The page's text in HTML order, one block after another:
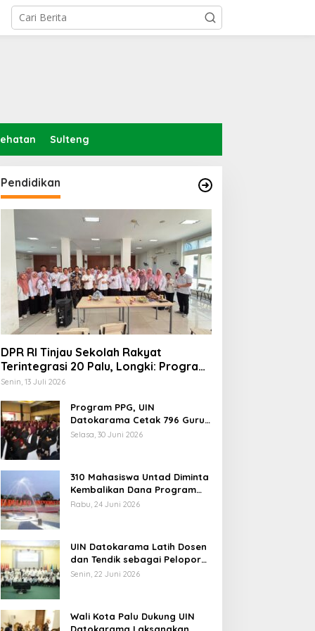
Sulteng
Pendidikan
DPR RI Tinjau Sekolah Rakyat
Terintegrasi 20 Palu, Longki: Program
Prabowo Angkat Martabat Anak
Senin, 13 Juli 2026
Program PPG, UIN
Datokarama Cetak 796 Guru
Profesional
Selasa, 30 Juni 2026
310 Mahasiswa Untad Diminta
Kembalikan Dana Program
Berani Cerdas, Kadisdik
Rabu, 24 Juni 2026
UIN Datokarama Latih Dosen
dan Tendik sebagai Pelopor
Moderasi Beragama
Senin, 22 Juni 2026
Wali Kota Palu Dukung UIN